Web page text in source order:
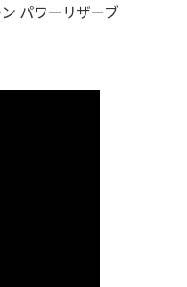
パワーリザーブ